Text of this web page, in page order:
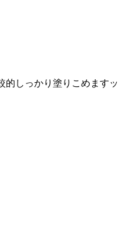
的しっかり塗りこめますッ